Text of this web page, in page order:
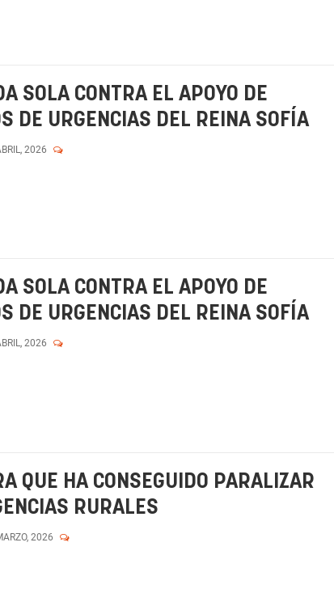
SOLA CONTRA EL APOYO DE
DE URGENCIAS DEL REINA SOFÍA
2026
SOLA CONTRA EL APOYO DE
DE URGENCIAS DEL REINA SOFÍA
2026
QUE HA CONSEGUIDO PARALIZAR
RURALES
2026